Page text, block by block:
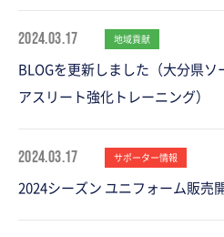
2024.03.17 地域貢献
BLOGを更新しました（大分県
アスリート強化トレーニング）
2024.03.17 サポーター情報
2024シーズン ユニフォーム販売